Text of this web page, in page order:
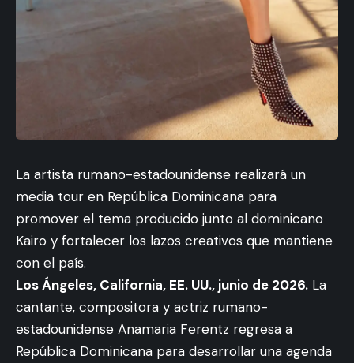
La artista rumano-estadounidense realizará un
media tour en República Dominicana para
promover el tema producido junto al dominicano
Kairo y fortalecer los lazos creativos que mantiene
con el país.
Los Ángeles, California, EE. UU., junio de 2026. La
cantante, compositora y actriz rumano-
estadounidense Anamaria Ferentz regresa a
República Dominicana para desarrollar una agenda